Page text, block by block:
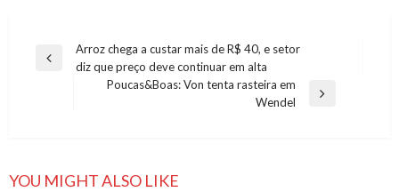
Navegação
Previous
Arroz chega a custar mais de R$ 40, e setor
diz que preço deve continuar em alta
Poucas&Boas: Von tenta rasteira em
Wendel
YOU MIGHT ALSO LIKE